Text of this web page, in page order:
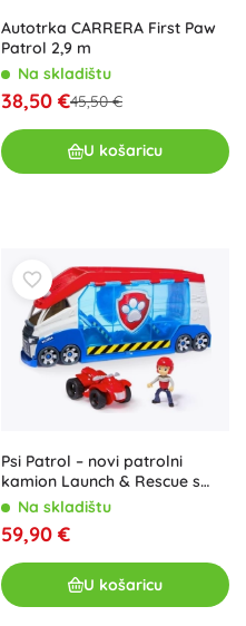
Autotrka CARRERA First Paw
Patrol 2,9 m
Na skladištu
38,50 €45,50 €
U košaricu
Psi Patrol – novi patrolni
kamion Launch & Rescue s
Ryderom i četverociklom
Na skladištu
59,90 €
U košaricu